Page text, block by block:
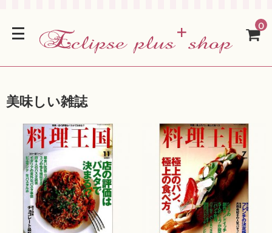
0
美味しい雑誌